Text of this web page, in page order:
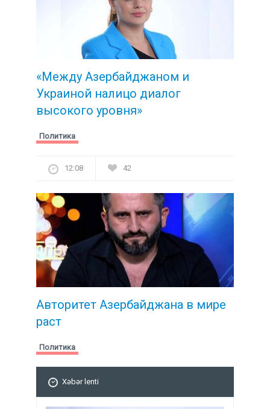
«Между Азербайджаном и
Украиной налицо диалог
высокого уровня»
Политика
12:08 42
Авторитет Азербайджана в мире
раст
Политика
Xəbər lenti